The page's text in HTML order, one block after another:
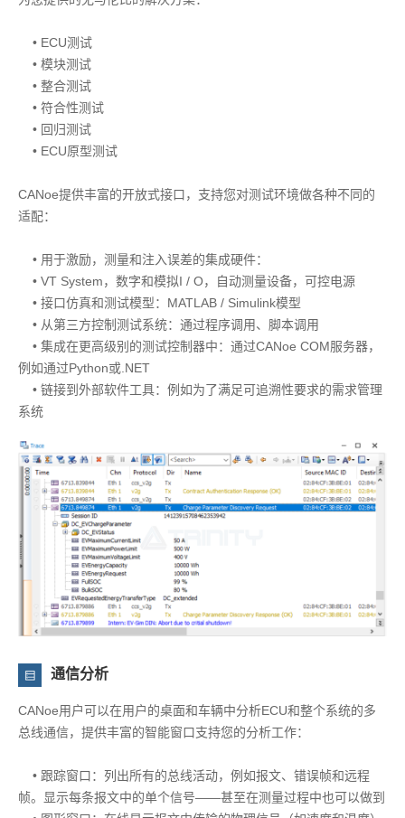
• ECU测试
• 模块测试
• 整合测试
• 符合性测试
• 回归测试
• ECU原型测试
CANoe提供丰富的开放式接口，支持您对测试环境做各种不同的
适配：
• 用于激励，测量和注入误差的集成硬件：
• VT System，数字和模拟I / O，自动测量设备，可控电源
• 接口仿真和测试模型：MATLAB / Simulink模型
• 从第三方控制测试系统：通过程序调用、脚本调用
• 集成在更高级别的测试控制器中：通过CANoe COM服务器，
例如通过Python或.NET
• 链接到外部软件工具：例如为了满足可追溯性要求的需求管理
系统
通信分析
CANoe用户可以在用户的桌面和车辆中分析ECU和整个系统的多
总线通信，提供丰富的智能窗口支持您的分析工作：
• 跟踪窗口：列出所有的总线活动，例如报文、错误帧和远程
帧。显示每条报文中的单个信号——甚至在测量过程中也可以做到